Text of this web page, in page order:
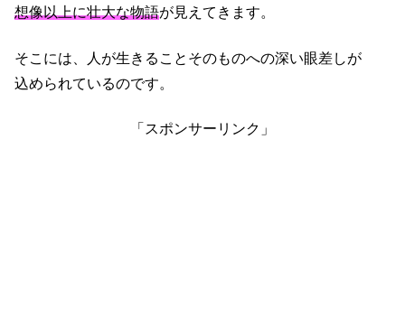
想像以上に壮大な物語が見えてきます。
そこには、人が生きることそのものへの深い眼差しが
込められているのです。
「スポンサーリンク」